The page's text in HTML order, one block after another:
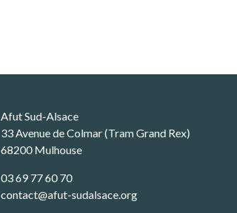
Afut Sud-Alsace
33 Avenue de Colmar (Tram Grand Rex)
68200 Mulhouse
03 69 77 60 70
contact@afut-sudalsace.org